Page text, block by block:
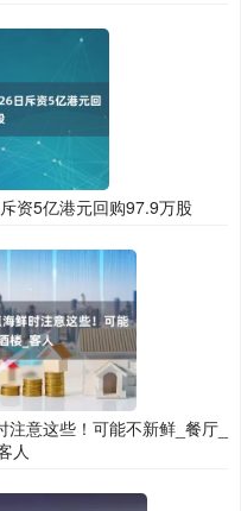
资5亿港元回购97.9万股
意这些！可能不新鲜_餐厅_
人